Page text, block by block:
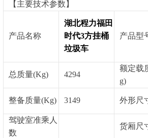
【主要技术参数】
产品名称
湖北程力福田
时代3方挂桶
垃圾车
产品型
总质量(Kg) 4294
额定载
g)
整备质量(Kg) 3149 外形尺
驾驶室准乘人
数
货厢尺